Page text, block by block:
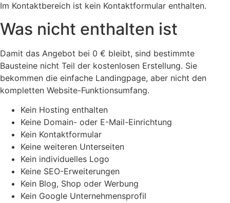
Im Kontaktbereich ist kein Kontaktformular enthalten.
Was nicht enthalten ist
Damit das Angebot bei 0 € bleibt, sind bestimmte
Bausteine nicht Teil der kostenlosen Erstellung. Sie
bekommen die einfache Landingpage, aber nicht den
kompletten Website-Funktionsumfang.
Kein Hosting enthalten
Keine Domain- oder E-Mail-Einrichtung
Kein Kontaktformular
Keine weiteren Unterseiten
Kein individuelles Logo
Keine SEO-Erweiterungen
Kein Blog, Shop oder Werbung
Kein Google Unternehmensprofil